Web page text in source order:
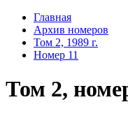
Главная
Архив номеров
Том 2, 1989 г.
Номер 11
Том 2,